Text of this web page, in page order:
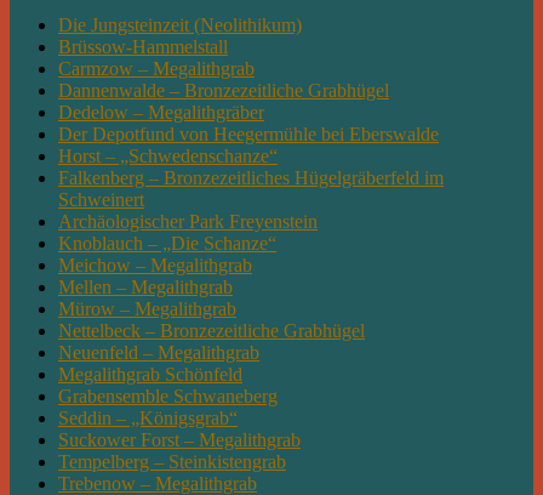
Die Jungsteinzeit (Neolithikum)
Brüssow-Hammelstall
Carmzow – Megalithgrab
Dannenwalde – Bronzezeitliche Grabhügel
Dedelow – Megalithgräber
Der Depotfund von Heegermühle bei Eberswalde
Horst – „Schwedenschanze“
Falkenberg – Bronzezeitliches Hügelgräberfeld im
Schweinert
Archäologischer Park Freyenstein
Knoblauch – „Die Schanze“
Meichow – Megalithgrab
Mellen – Megalithgrab
Mürow – Megalithgrab
Nettelbeck – Bronzezeitliche Grabhügel
Neuenfeld – Megalithgrab
Megalithgrab Schönfeld
Grabensemble Schwaneberg
Seddin – „Königsgrab“
Suckower Forst – Megalithgrab
Tempelberg – Steinkistengrab
Trebenow – Megalithgrab